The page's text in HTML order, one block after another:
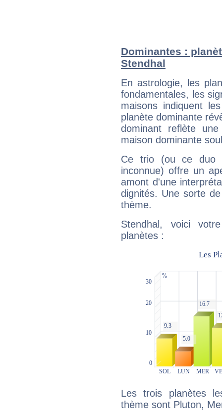
Dominantes :
Stendhal
En astrologie, les
fondamentales, les
maisons indiquent
planète dominante
dominant reflète
maison dominante
Ce trio (ou ce duo
inconnue) offre un
amont d'une
dignités. Une sorte
thème.
Stendhal, voici
planètes :
Les trois planètes
thème sont Pluton,